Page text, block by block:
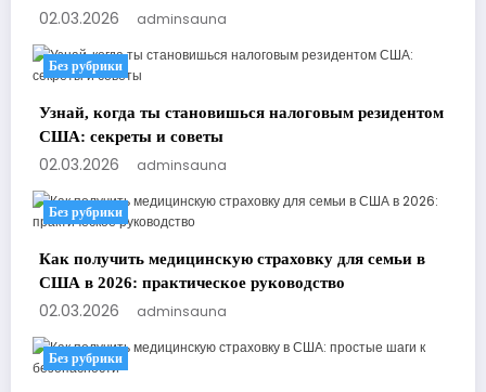
02.03.2026 adminsauna
Без рубрики
Узнай, когда ты становишься налоговым резидентом
США: секреты и советы
02.03.2026 adminsauna
Без рубрики
Как получить медицинскую страховку для семьи в
США в 2026: практическое руководство
02.03.2026 adminsauna
Без рубрики